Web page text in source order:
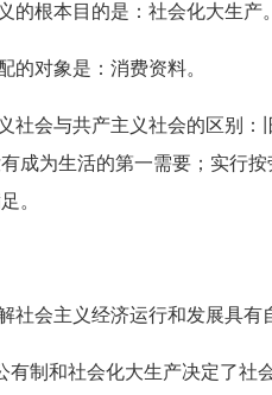
根本目的是：社会化大生产。
对象是：消费资料。
会与共产主义社会的区别：
成为生活的第一需要；实行
。
会主义经济运行和发展具有
制和社会化大生产决定了社会